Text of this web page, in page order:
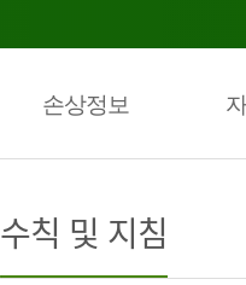
손상정보
수칙 및 지침